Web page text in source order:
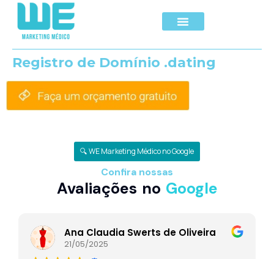
Registro de Domínio .dating
🔍 WE Marketing Médico no Google
Confira nossas
Avaliações no Google
Ana Claudia Swerts de Oliveira
21/05/2025